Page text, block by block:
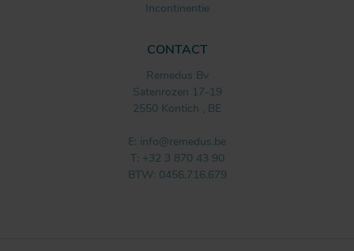
Incontinentie
CONTACT
Remedus Bv
Satenrozen 17-19
2550 Kontich , BE
E: info@remedus.be
T: +32 3 870 43 90
BTW: 0456.716.679